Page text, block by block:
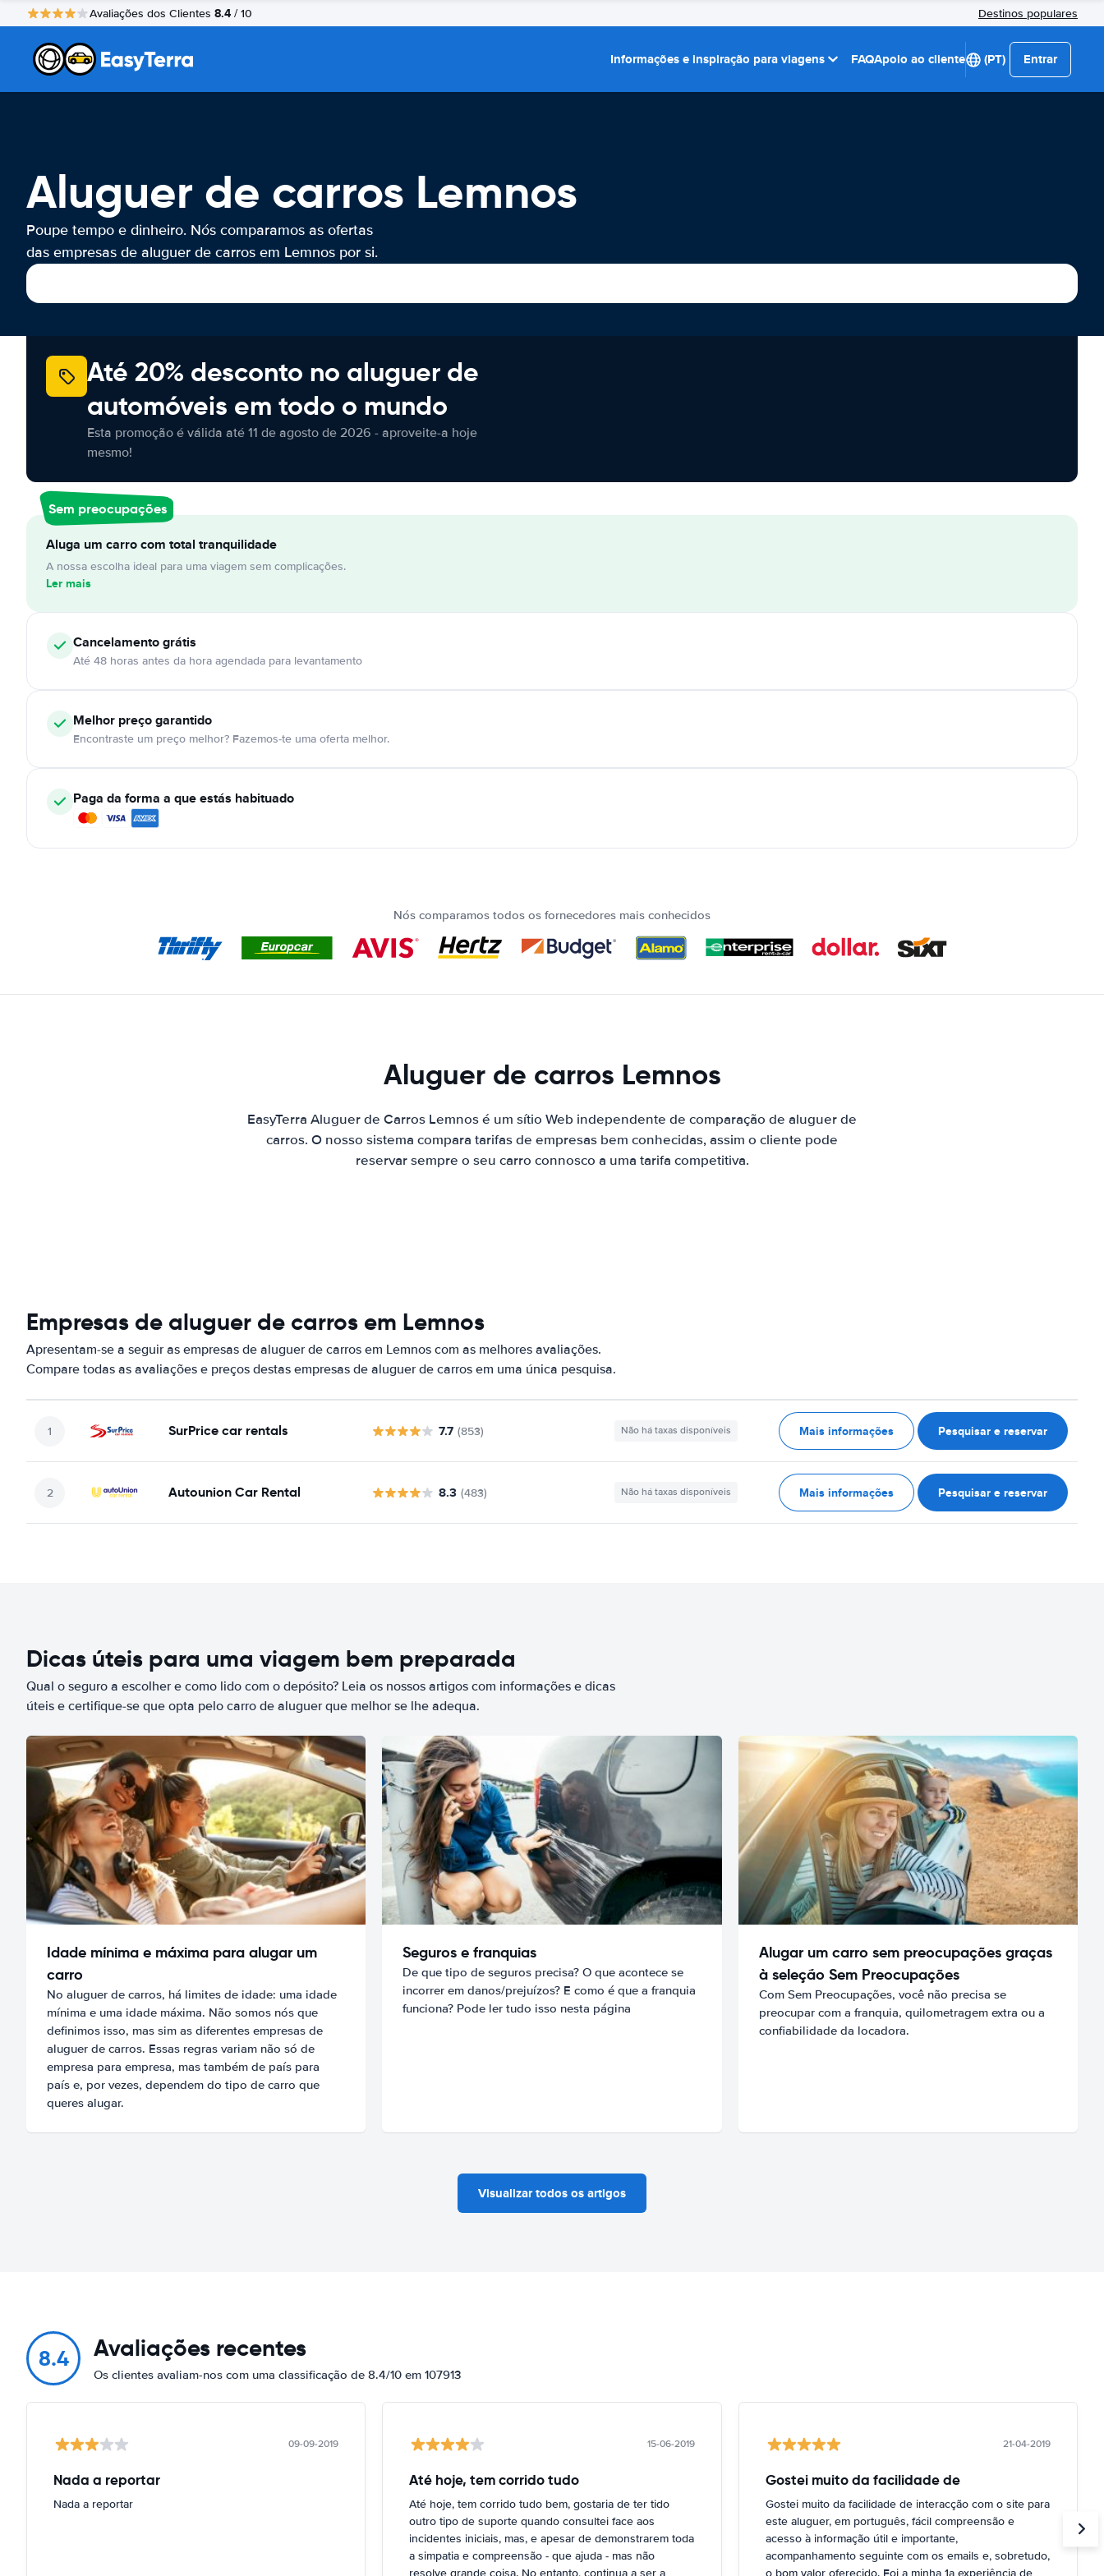
Avaliações dos Clientes 8.4 / 10 Destinos populares
Informações e inspiração para viagens FAQApoio ao cliente (PT) Entrar
Aluguer de carros Lemnos
Poupe tempo e dinheiro. Nós comparamos as ofertas
das empresas de aluguer de carros em Lemnos por si.
Até 20% desconto no aluguer de
automóveis em todo o mundo
Esta promoção é válida até 11 de agosto de 2026 - aproveite-a hoje
mesmo!
Sem preocupações
Aluga um carro com total tranquilidade
A nossa escolha ideal para uma viagem sem complicações.
Ler mais
Cancelamentográtis
Até 48 horas antes da hora agendada para levantamento
Melhor preço garantido
Encontraste um preço melhor? Fazemos-te uma oferta melhor.
Paga da forma a que estás habituado
Nós comparamos todos os fornecedores mais conhecidos
Aluguer de carros Lemnos
EasyTerra Aluguer de Carros Lemnos é um sítio Web independente de comparação de aluguer de
carros. O nosso sistema compara tarifas de empresas bem conhecidas, assim o cliente pode
reservar sempre o seu carro connosco a uma tarifa competitiva.
Empresas de aluguer de carros em Lemnos
Apresentam-se a seguir as empresas de aluguer de carros em Lemnos com as melhores avaliações.
Compare todas as avaliações e preços destas empresas de aluguer de carros em uma única pesquisa.
SurPrice car rentals 7.7 (853) Não há taxas disponíveis Mais informações Pesquisar e reservar
Autounion Car Rental 8.3 (483) Não há taxas disponíveis Mais informações Pesquisar e reservar
Dicas úteis para uma viagem bem preparada
Qual o seguro a escolher e como lido com o depósito? Leia os nossos artigos com informações e dicas
úteis e certifique-se que opta pelo carro de aluguer que melhor se lhe adequa.
Idade mínima e máxima para alugar um
carro
No aluguer de carros, há limites de idade: uma idade
mínima e uma idade máxima. Não somos nós que
definimos isso, mas sim as diferentes empresas de
aluguer de carros. Essas regras variam não só de
empresa para empresa, mas também de país para
país e, por vezes, dependem do tipo de carro que
queres alugar.
Seguros e franquias
De que tipo de seguros precisa? O que acontece se
incorrer em danos/prejuízos? E como é que a franquia
funciona? Pode ler tudo isso nesta página
Alugar um carro sem preocupações graças
à seleção Sem Preocupações
Com Sem Preocupações, você não precisa se
preocupar com a franquia, quilometragem extra ou a
confiabilidade da locadora.
Visualizar todos os artigos
8.4 Avaliações recentes
Os clientes avaliam-nos com uma classificação de 8.4/10 em 107913
09-09-2019
Nada a reportar
Nada a reportar
15-06-2019
Até hoje, tem corrido tudo
Até hoje, tem corrido tudo bem, gostaria de ter tido
outro tipo de suporte quando consultei face aos
incidentes iniciais, mas, e apesar de demonstrarem toda
a simpatia e compreensão - que ajuda - mas não
resolve grande coisa. No entanto, continua a ser a
21-04-2019
Gostei muito da facilidade de
Gostei muito da facilidade de interacção com o site para
este aluguer, em português, fácil compreensão e
acesso à informação útil e importante,
acompanhamento seguinte com os emails e, sobretudo,
o bom valor oferecido. Foi a minha 1a experiência de